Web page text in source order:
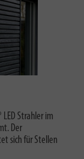
LED Strahler im
Der
sich für Stellen